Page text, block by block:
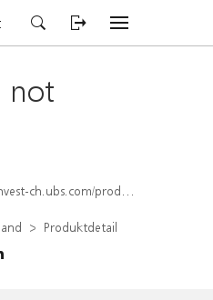
not
produkt/detail/index/isin/CH1582447947
Produktdetail